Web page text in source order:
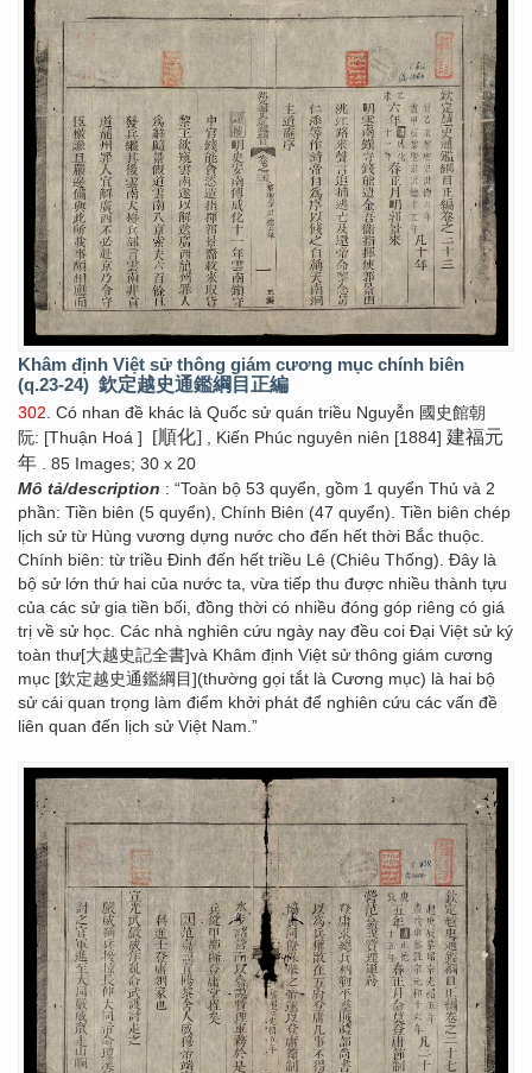
Khâm định Việt sử thông giám cương mục chính biên
(q.23-24) 欽定越史通鑑綱目正編
302 . Có nhan đề khác là Quốc sử quán triều Nguyễn 國史館朝
阮: [Thuận Hoá ]
[順化] , Kiến Phúc nguyên niên [1884] 建福元
年 . 85 Images; 30 x 20
Mô tả/description : “Toàn bộ 53 quyển, gồm 1 quyển Thủ và 2
phần: Tiền biên (5 quyển), Chính Biên (47 quyển). Tiền biên chép
lịch sử từ Hùng vương dựng nước cho đến hết thời Bắc thuộc.
Chính biên: từ triều Đinh đến hết triều Lê (Chiêu Thống). Đây là
bộ sử lớn thứ hai của nước ta, vừa tiếp thu được nhiều thành tựu
của các sử gia tiền bối, đồng thời có nhiều đóng góp riêng có giá
trị về sử học. Các nhà nghiên cứu ngày nay đều coi Đại Việt sử ký
toàn thư[大越史記全書]và Khâm định Việt sử thông giám cương
mục [欽定越史通鑑綱目](thường gọi tắt là Cương mục) là hai bộ
sử cái quan trọng làm điểm khởi phát để nghiên cứu các vấn đề
liên quan đến lịch sử Việt Nam.”